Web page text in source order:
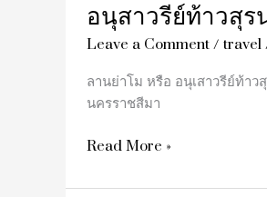
อนุสาวรีย์ท้าวสุร
Leave a Comment / travel
ลานย่าโม หรือ อนุเสาวรีย์ท้า
นครราชสีมา
Read More »